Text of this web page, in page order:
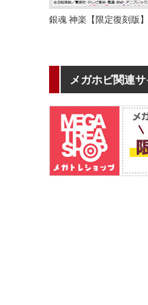
銀魂 神楽【限定復刻版】
メガホビ関連サ